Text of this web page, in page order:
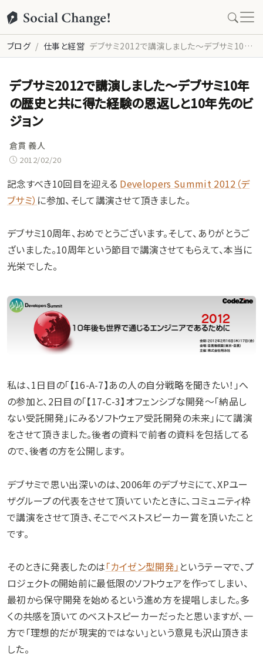
ブログ 仕事と経営 デブサミ2012で講演しました〜デブサミ10年の歴史と共に得た経験の恩返しと10年先のビジョン
デブサミ2012で講演しました〜デブサミ10年
の歴史と共に得た経験の恩返しと10年先のビ
ジョン
倉貫 義人
2012/02/20
記念すべき10回目を迎える Developers Summit 2012（デ
ブサミ） に参加、そして講演させて頂きました。
デブサミ10周年、おめでとうございます。そして、ありがとうご
ざいました。10周年という節目で講演させてもらえて、本当に
光栄でした。
私は、1日目の「【16-A-7】あの人の自分戦略を聞きたい！」へ
の参加と、2日目の「【17-C-3】オフェンシブな開発～「納品し
ない受託開発」にみるソフトウェア受託開発の未来」にて講演
をさせて頂きました。後者の資料で前者の資料を包括してる
ので、後者の方を公開します。
デブサミで思い出深いのは、2006年のデブサミにて、XPユー
ザグループの代表をさせて頂いていたときに、コミュニティ枠
で講演をさせて頂き、そこでベストスピーカー賞を頂いたこと
です。
そのときに発表したのは「カイゼン型開発」 というテーマで、プ
ロジェクトの開始前に最低限のソフトウェアを作ってしまい、
最初から保守開発を始めるという進め方を提唱しました。多
くの共感を頂いてのベストスピーカーだったと思いますが、一
方で「理想的だが現実的ではない」という意見も沢山頂きま
した。